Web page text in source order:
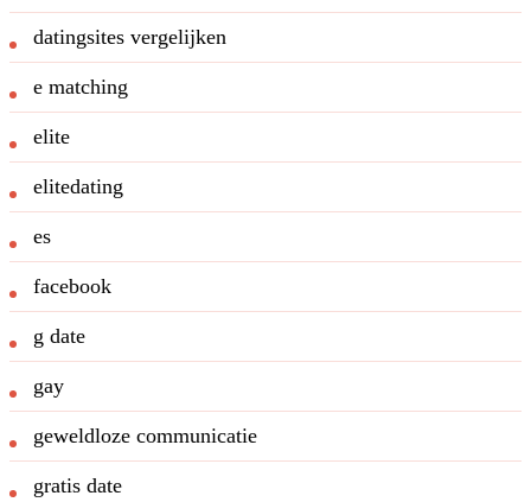
datingsites vergelijken
e matching
elite
elitedating
es
facebook
g date
gay
geweldloze communicatie
gratis date